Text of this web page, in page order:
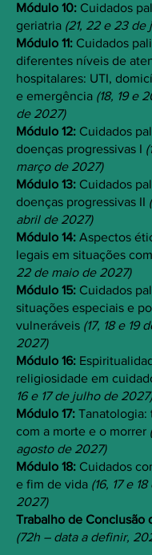
Módulo 10: Cuidados
geriatria (21, 22 e 23
Módulo 11: Cuidados
diferentes níveis de
hospitalares: UTI,
e emergência (18, 19 e
de 2027)
Módulo 12: Cuidados
doenças progressivas I
março de 2027)
Módulo 13: Cuidados
doenças progressivas II
abril de 2027)
Módulo 14: Aspectos
legais em situações
22 de maio de 2027)
Módulo 15: Cuidados
situações especiais e
vulneráveis (17, 18 e 19
2027)
Módulo 16:
religiosidade em
16 e 17 de julho de 2027)
Módulo 17: Tanatologia:
com a morte e o morrer
agosto de 2027)
Módulo 18: Cuidados
e fim de vida (16, 17 e
2027)
Trabalho de Conclusão
(72h – data a definir,